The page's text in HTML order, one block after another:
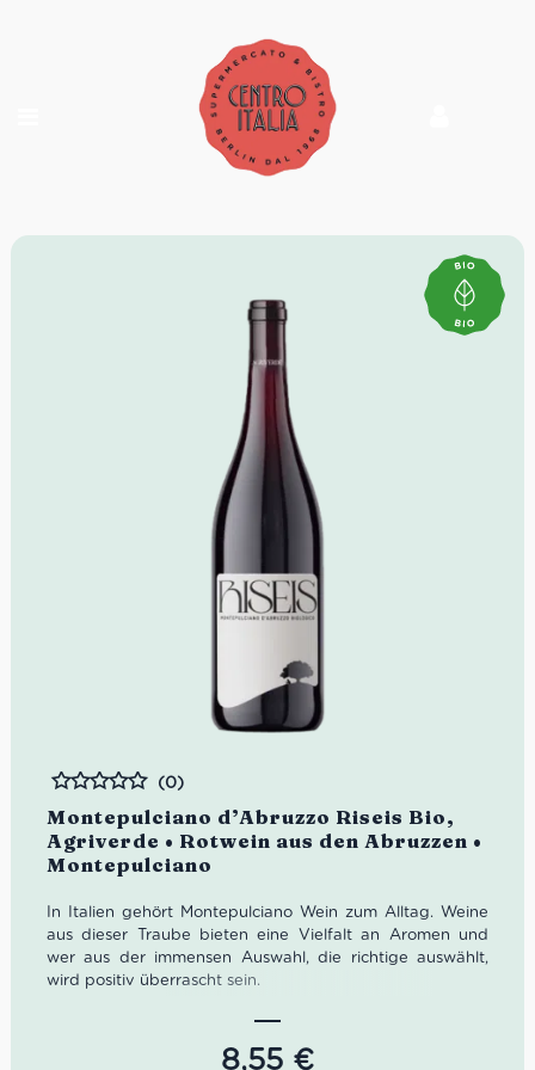
Montepulciano d’Abruzzo Riseis Bio,
Agriverde • Rotwein aus den Abruzzen •
Montepulciano
Bewertet
(0)
In Italien gehört Montepulciano Wein zum Alltag. Weine
aus dieser Traube bieten eine Vielfalt an Aromen und
wer aus der immensen Auswahl, die richtige auswählt,
wird positiv überrascht sein.
Rotwein von Agriverde mit üppigem Duft nach Pflaumen
und dunklen Kirschen. Der ausgesprochen harmonische
8,55 €